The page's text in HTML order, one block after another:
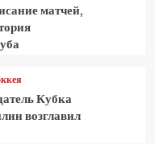
матчей,
Кубка
возглавил